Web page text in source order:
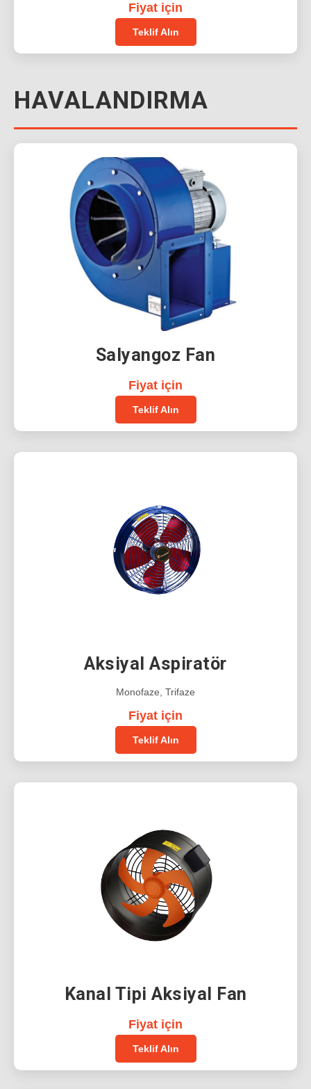
Fiyat için
Teklif Alın
HAVALANDIRMA
Salyangoz Fan
Fiyat için
Teklif Alın
Aksiyal Aspiratör
Monofaze, Trifaze
Fiyat için
Teklif Alın
Kanal Tipi Aksiyal Fan
Fiyat için
Teklif Alın